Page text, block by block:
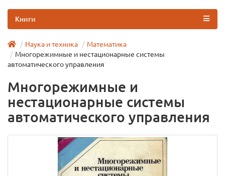
Книги
Наука и техника
Математика
Многорежимные и нестационарные системы
автоматического управления
Многорежимные и
нестационарные системы
автоматического управления